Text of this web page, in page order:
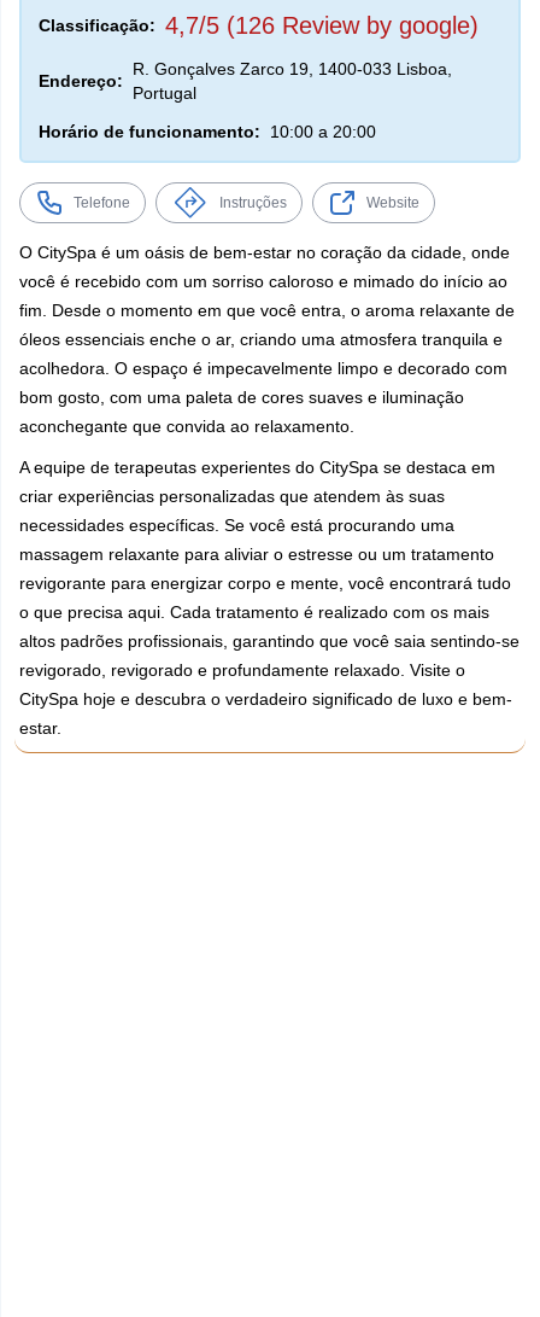
Classificação: 4,7/5 (126 Review by google)
Endereço:
R. Gonçalves Zarco 19, 1400-033 Lisboa,
Portugal
Horário de funcionamento:
10:00 a 20:00
Telefone Instruções Website
O CitySpa é um oásis de bem-estar no coração da cidade, onde
você é recebido com um sorriso caloroso e mimado do início ao
fim. Desde o momento em que você entra, o aroma relaxante de
óleos essenciais enche o ar, criando uma atmosfera tranquila e
acolhedora. O espaço é impecavelmente limpo e decorado com
bom gosto, com uma paleta de cores suaves e iluminação
aconchegante que convida ao relaxamento.
A equipe de terapeutas experientes do CitySpa se destaca em
criar experiências personalizadas que atendem às suas
necessidades específicas. Se você está procurando uma
massagem relaxante para aliviar o estresse ou um tratamento
revigorante para energizar corpo e mente, você encontrará tudo
o que precisa aqui. Cada tratamento é realizado com os mais
altos padrões profissionais, garantindo que você saia sentindo-se
revigorado, revigorado e profundamente relaxado. Visite o
CitySpa hoje e descubra o verdadeiro significado de luxo e bem-
estar.